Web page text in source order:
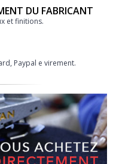
DU FABRICANT
et finitions.
Paypal e virement.